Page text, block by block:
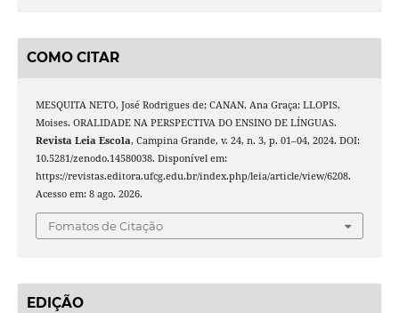
COMO CITAR
MESQUITA NETO, José Rodrigues de; CANAN, Ana Graça; LLOPIS,
Moises. ORALIDADE NA PERSPECTIVA DO ENSINO DE LÍNGUAS.
Revista Leia Escola, Campina Grande, v. 24, n. 3, p. 01–04, 2024. DOI:
10.5281/zenodo.14580038. Disponível em:
https://revistas.editora.ufcg.edu.br/index.php/leia/article/view/6208.
Acesso em: 8 ago. 2026.
Fomatos de Citação
EDIÇÃO